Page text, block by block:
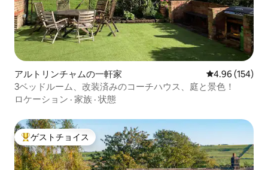
アルトリンチャムの一軒家 レビュー154
4.96 (154)
3ベッドルーム、改装済みのコーチハウス、庭と景色！
ロケーション · 家族 · 状態
大好評のゲストチョイスです。
ゲストチョイス